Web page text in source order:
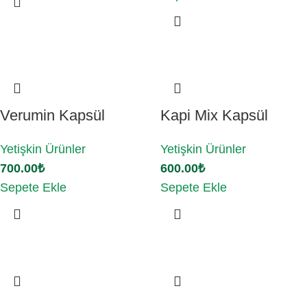
Verumin Kapsül
Yetişkin Ürünler
700.00₺
Sepete Ekle
Kapi Mix Kapsül
Yetişkin Ürünler
600.00₺
Sepete Ekle